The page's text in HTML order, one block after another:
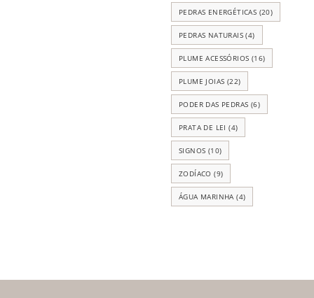
PEDRAS ENERGÉTICAS (20)
PEDRAS NATURAIS (4)
PLUME ACESSÓRIOS (16)
PLUME JOIAS (22)
PODER DAS PEDRAS (6)
PRATA DE LEI (4)
SIGNOS (10)
ZODÍACO (9)
ÁGUA MARINHA (4)